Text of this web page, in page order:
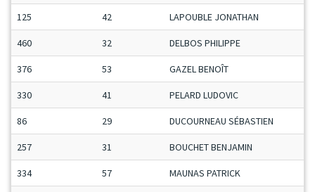
125 42 LAPOUBLE JONATHAN
460 32 DELBOS PHILIPPE
376 53 GAZEL BENOÎT
330 41 PELARD LUDOVIC
86 29 DUCOURNEAU SÉBASTIEN
257 31 BOUCHET BENJAMIN
334 57 MAUNAS PATRICK